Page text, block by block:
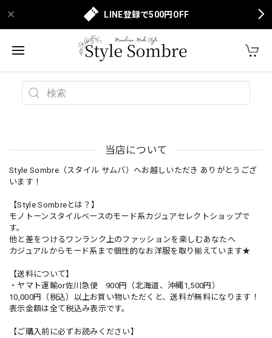
LINE登録で500円OFF
当店について
Style Sombre（スタイル サムバ）へお越しいただき ありがとうござ
います！
【Style Sombreとは？】
モノトーンスタイルベースのモード系カジュアセレクトショップで
す。
他と差をつけるワンランク上のファッションを楽しむあなたへ
カジュアルからモード系まで個性的なお洋服を取り揃えています★
【送料について】
・ヤマト運輸or佐川急便 900円（北海道、沖縄1,500円）
10,000円（税込）以上お買い物いただくと、送料が無料になります！
表示金額は全て税込み表示です。
【ご購入前に必ずお読みください】